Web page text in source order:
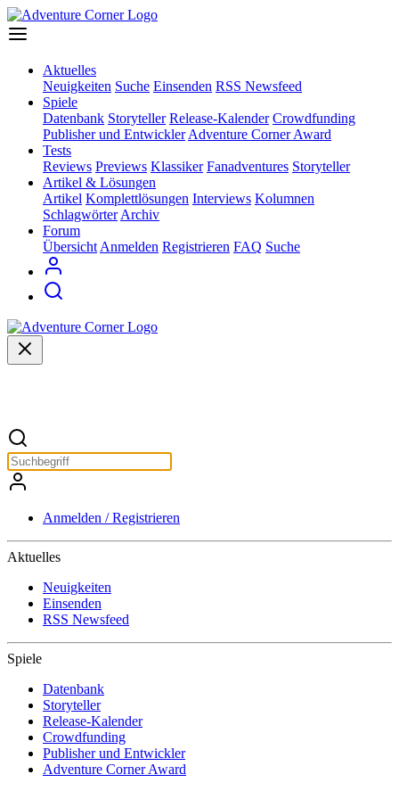
Aktuelles
Neuigkeiten Suche Einsenden RSS Newsfeed
Spiele
Datenbank Storyteller Release-Kalender Crowdfunding
Publisher und Entwickler Adventure Corner Award
Tests
Reviews Previews Klassiker Fanadventures Storyteller
Artikel & Lösungen
Artikel Komplettlösungen Interviews Kolumnen
Schlagwörter Archiv
Forum
Übersicht Anmelden Registrieren FAQ Suche
Anmelden / Registrieren
Aktuelles
Neuigkeiten
Einsenden
RSS Newsfeed
Spiele
Datenbank
Storyteller
Release-Kalender
Crowdfunding
Publisher und Entwickler
Adventure Corner Award